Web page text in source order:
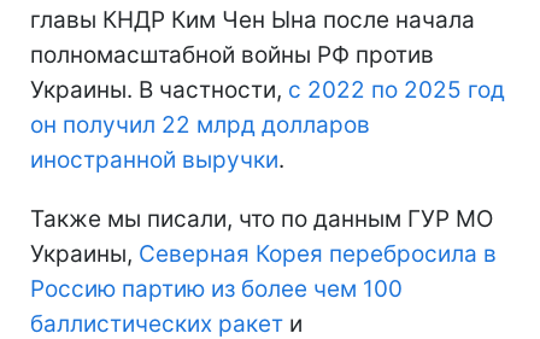
главы КНДР Ким Чен Ына после начала
полномасштабной войны РФ против
Украины. В частности, с 2022 по 2025 год
он получил 22 млрд долларов
иностранной выручки.
Также мы писали, что по данным ГУР МО
Украины, Северная Корея перебросила в
Россию партию из более чем 100
баллистических ракет и